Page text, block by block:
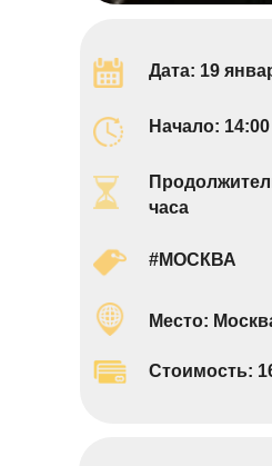
Дата: 19
#МОСКВА
Место:
часа
Стоимость:
Начало: 14:00